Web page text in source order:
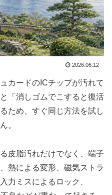
2026.06.12
カードのICチップが汚れて
「消しゴムでこすると復活
ため、すぐ同じ方法を試し
。
皮脂汚れだけでなく、端子
熱による変形、磁気ストラ
力ミスによるロック、